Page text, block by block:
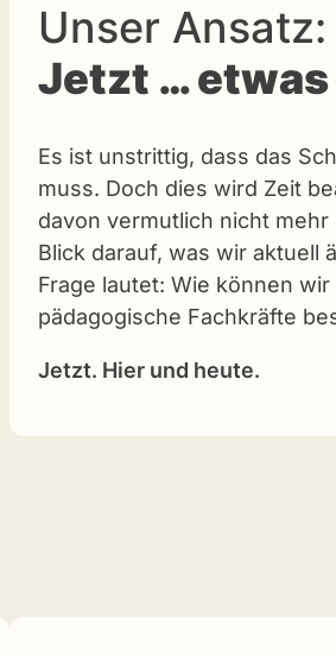
Unser Ansatz:
Jetzt … etwas
Es ist unstrittig, dass das
muss. Doch dies wird Zeit
davon vermutlich nicht
Blick darauf, was wir aktuell
Frage lautet: Wie können
pädagogische Fachkräfte
Jetzt. Hier und heute.